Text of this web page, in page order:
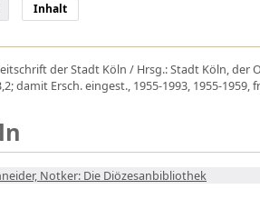
Inhalt
der Stadt Köln / Hrsg.: Stadt Köln, der
damit Ersch. eingest., 1955-1993, 1955-1959,
Notker: Die Diözesanbibliothek